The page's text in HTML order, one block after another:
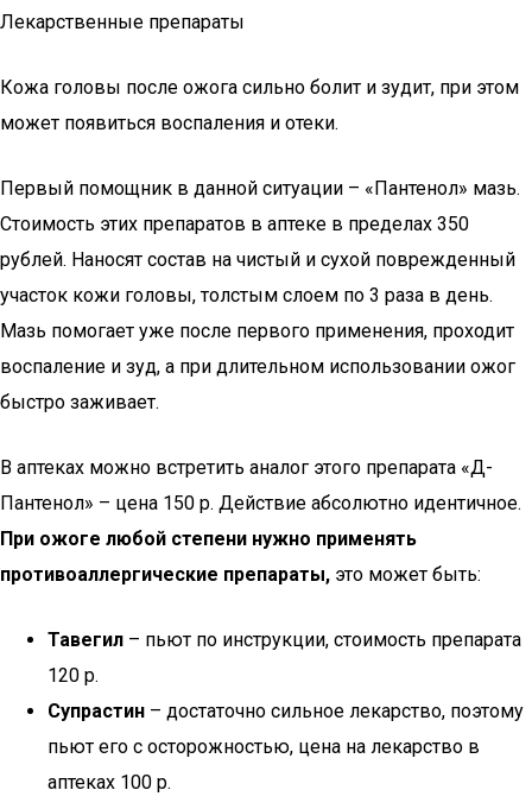
Лекарственные препараты
Кожа головы после ожога сильно болит и зудит, при этом
может появиться воспаления и отеки.
Первый помощник в данной ситуации – «Пантенол» мазь.
Стоимость этих препаратов в аптеке в пределах 350
рублей. Наносят состав на чистый и сухой поврежденный
участок кожи головы, толстым слоем по 3 раза в день.
Мазь помогает уже после первого применения, проходит
воспаление и зуд, а при длительном использовании ожог
быстро заживает.
В аптеках можно встретить аналог этого препарата «Д-
Пантенол» – цена 150 р. Действие абсолютно идентичное.
При ожоге любой степени нужно применять
противоаллергические препараты, это может быть:
Тавегил – пьют по инструкции, стоимость препарата
120 р.
Супрастин – достаточно сильное лекарство, поэтому
пьют его с осторожностью, цена на лекарство в
аптеках 100 р.